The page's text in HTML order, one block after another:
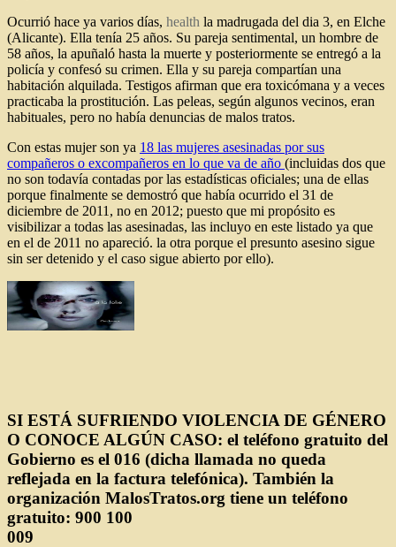
Ocurrió hace ya varios días, health la madrugada del dia 3, en Elche
(Alicante). Ella tenía 25 años. Su pareja sentimental, un hombre de
58 años, la apuñaló hasta la muerte y posteriormente se entregó a la
policía y confesó su crimen. Ella y su pareja compartían una
habitación alquilada. Testigos afirman que era toxicómana y a veces
practicaba la prostitución. Las peleas, según algunos vecinos, eran
habituales, pero no había denuncias de malos tratos.
Con estas mujer son ya 18 las mujeres asesinadas por sus
compañeros o excompañeros en lo que va de año (incluidas dos que
no son todavía contadas por las estadísticas oficiales; una de ellas
porque finalmente se demostró que había ocurrido el 31 de
diciembre de 2011, no en 2012; puesto que mi propósito es
visibilizar a todas las asesinadas, las incluyo en este listado ya que
en el de 2011 no apareció. la otra porque el presunto asesino sigue
sin ser detenido y el caso sigue abierto por ello).
SI ESTÁ SUFRIENDO VIOLENCIA DE GÉNERO
O CONOCE ALGÚN CASO: el teléfono gratuito del
Gobierno es el 016 (dicha llamada no queda
reflejada en la factura telefónica). También la
organización MalosTratos.org tiene un teléfono
gratuito: 900 100
009